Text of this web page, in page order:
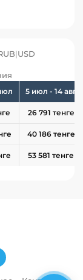
|USD
5 июл - 14 авг
26 791 тенге
40 186 тенге
53 581 тенге